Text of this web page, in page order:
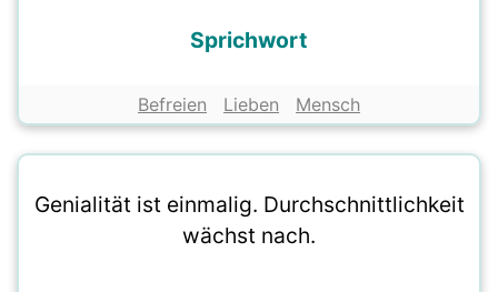
Sprichwort
Befreien Lieben Mensch
Genialität ist einmalig. Durchschnittlichkeit
wächst nach.